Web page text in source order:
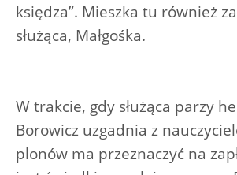
księdza”. Mieszka tu również
służąca, Małgośka.
W trakcie, gdy służąca parzy
Borowicz uzgadnia z
plonów ma przeznaczyć na